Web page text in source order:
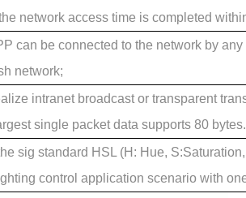
network access time is completed
can be connected to the network by
network;
intranet broadcast or transparent
single packet data supports 80 bytes.
sig standard HSL (H: Hue,
control application scenario with